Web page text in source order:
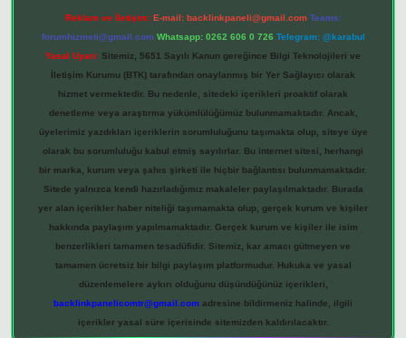
Reklam ve İletişim: E-mail: backlinkpaneli@gmail.com Teams:
forumhizmeti@gmail.com Whatsapp: 0262 606 0 726 Telegram: @karabul
Yasal Uyarı: Sitemiz, 5651 Sayılı Kanun gereğince Bilgi Teknolojileri ve
İletişim Kurumu (BTK) tarafından onaylanmış bir Yer Sağlayıcı olarak
hizmet vermektedir. Bu nedenle, sitedeki içerikleri proaktif olarak
denetleme veya araştırma yükümlülüğümüz bulunmamaktadır. Ancak,
üyelerimiz yazdıkları içeriklerin sorumluluğunu taşımakta olup, siteye üye
olarak bu sorumluluğu kabul etmiş sayılırlar. Bu internet sitesi, herhangi
bir marka, kurum veya şahıs şirketi ile hiçbir bağlantısı bulunmamaktadır.
Sitede yalnızca kendi hazırladığımız makaleler paylaşılmaktadır. Burada
yer alan içerikler haber niteliği taşımamakta olup, gerçek kurum ve kişiler
hakkında paylaşım yapılmamaktadır. Gerçek kurum ve kişiler ile isim
benzerlikleri tamamen tesadüfidir. Sitemiz, kar amacı gütmeyen ve
tamamen ücretsiz bir bilgi paylaşım platformudur. Hukuka ve yasal
düzenlemelere aykırı olduğunu düşündüğünüz içerikleri,
backlinkpanelicomtr@gmail.com adresine bildirmeniz halinde, ilgili
içerikler yasal süre içerisinde sitemizden kaldırılacaktır.